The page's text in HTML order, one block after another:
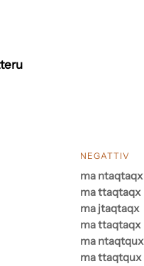
NEGATTIV
ma ntaqtaqx
ma ttaqtaqx
ma jtaqtaqx
ma ttaqtaqx
ma ntaqtqux
ma ttaqtqux